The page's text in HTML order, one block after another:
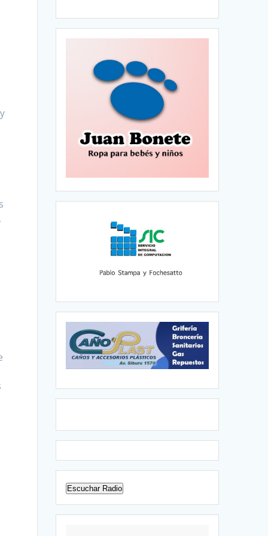
Escuchar Radio